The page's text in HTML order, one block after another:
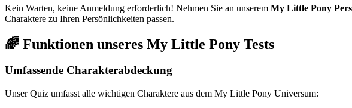
Kein Warten, keine Anmeldung erforderlich! Nehmen Sie an unserem My Little Pony
Charaktere zu Ihren Persönlichkeiten passen.
🌈 Funktionen unseres My Little Pony Tests
Umfassende Charakterabdeckung
Unser Quiz umfasst alle wichtigen Charaktere aus dem My Little Pony Universum: